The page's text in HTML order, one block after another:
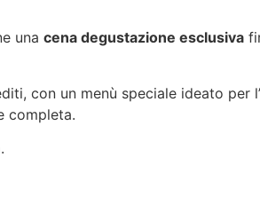
una cena degustazione esclusiva
con un menù speciale ideato per
completa.